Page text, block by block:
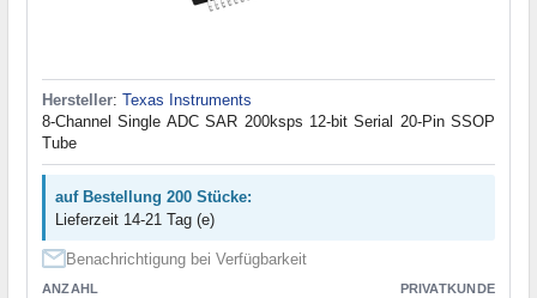
Hersteller: Texas Instruments
8-Channel Single ADC SAR 200ksps 12-bit Serial 20-Pin SSOP
Tube
auf Bestellung 200 Stücke:
Lieferzeit 14-21 Tag (e)
Benachrichtigung bei Verfügbarkeit
ANZAHL PRIVATKUNDE